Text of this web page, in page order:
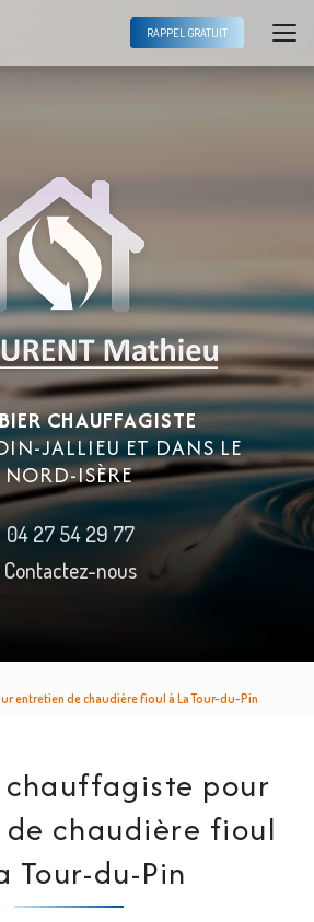
RAPPEL GRATUIT
CHAUFFAGISTE
JALLIEU ET DANS LE
NORD-ISÈRE
04 27 54 29 77
Contactez-nous
entretien de chaudière fioul à La Tour-du-Pin
chauffagiste pour
chaudière fioul
Tour-du-Pin